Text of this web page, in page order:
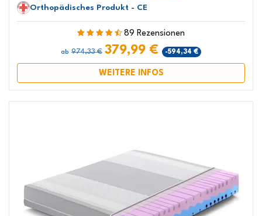
Orthopädisches Produkt - CE
89 Rezensionen
ab 974,33 € 379,99 € -594,34 €
WEITERE INFOS